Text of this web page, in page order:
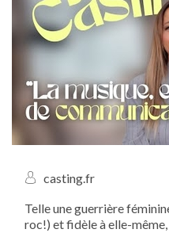
casting.fr
Telle une guerrière
roc!) et fidèle à elle-